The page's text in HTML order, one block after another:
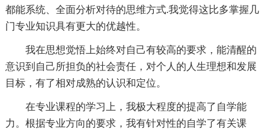
都能系统、全面分析对待的思维方式.我觉得这比多掌握几
门专业知识具有更大的优越性。
我在思想觉悟上始终对自己有较高的要求，能清醒的
意识到自己所担负的社会责任，对个人的人生理想和发展
目标，有了相对成熟的认识和定位。
在专业课程的学习上，我极大程度的提高了自学能
力。根据专业方向的要求，我有针对性的自学了有关课